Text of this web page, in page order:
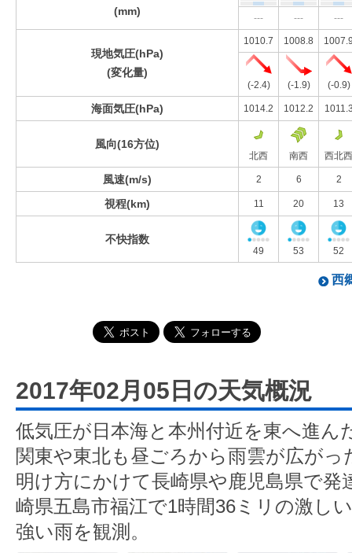
(mm)
--- --- ---
現地気圧(hPa)
(変化量)
1010.7 1008.8
(-2.4) (-1.9) (-0.9)
海面気圧(hPa) 1014.2 1012.2
風向(16方位)
北西 南西 西北西
風速(m/s) 2 6 2
視程(km) 11 20 13
不快指数
49 53 52
西
2017年02月05日の天気概況
低気圧が日本海と本州付近を東へ進ん
関東や東北も昼ごろから雨雲が広がっ
明け方にかけて長崎県や鹿児島県で
崎県五島市福江で1時間36ミリの激し
強い雨を観測。